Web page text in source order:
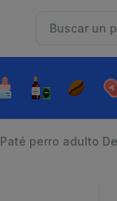
Paté perro adulto